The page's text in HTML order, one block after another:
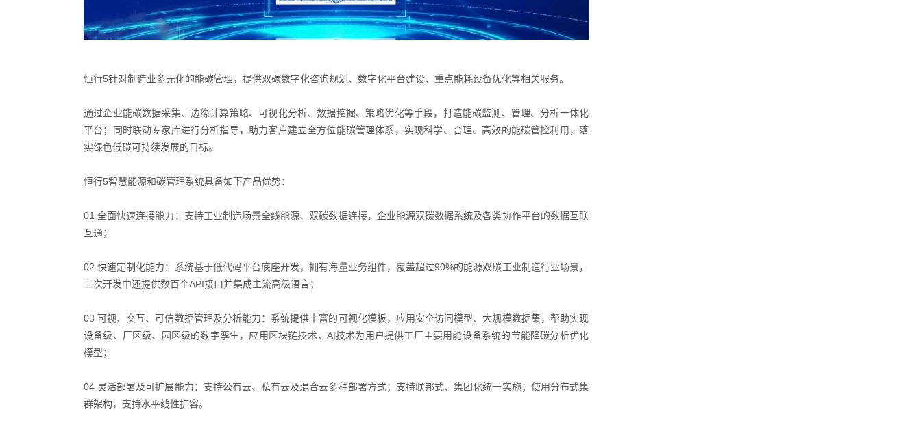
恒行5针对制造业多元化的能碳管理，提供双碳数字化咨询规划、数字化平台建设、重点能耗设备优化等相关服务。
通过企业能碳数据采集、边缘计算策略、可视化分析、数据挖掘、策略优化等手段，打造能碳监测、管理、分析一体化
平台；同时联动专家库进行分析指导，助力客户建立全方位能碳管理体系，实现科学、合理、高效的能碳管控利用，落
实绿色低碳可持续发展的目标。
恒行5智慧能源和碳管理系统具备如下产品优势：
01 全面快速连接能力：支持工业制造场景全线能源、双碳数据连接，企业能源双碳数据系统及各类协作平台的数据互联
互通；
02 快速定制化能力：系统基于低代码平台底座开发，拥有海量业务组件，覆盖超过90%的能源双碳工业制造行业场景，
二次开发中还提供数百个API接口并集成主流高级语言；
03 可视、交互、可信数据管理及分析能力：系统提供丰富的可视化模板，应用安全访问模型、大规模数据集，帮助实现
设备级、厂区级、园区级的数字孪生，应用区块链技术，AI技术为用户提供工厂主要用能设备系统的节能降碳分析优化
模型；
04 灵活部署及可扩展能力：支持公有云、私有云及混合云多种部署方式；支持联邦式、集团化统一实施；使用分布式集
群架构，支持水平线性扩容。